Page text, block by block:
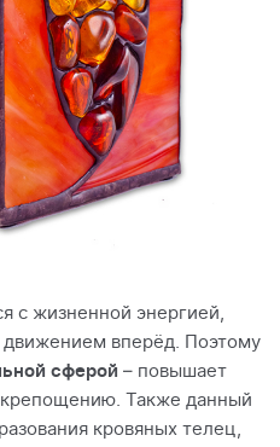
с жизненной энергией,
движением вперёд. Поэтому
сферой – повышает
Также данный
кровяных телец,